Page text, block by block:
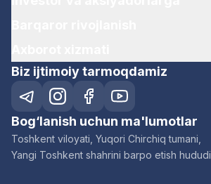
Biz ijtimoiy tarmoqdamiz
Bog‘lanish uchun ma'lumotlar
Toshkent viloyati, Yuqori Chirchiq tumani,
Yangi Toshkent shahrini barpo etish hududi